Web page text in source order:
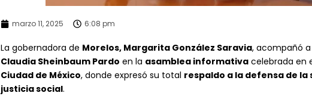
marzo 11, 2025 6:08 pm
La gobernadora de Morelos, Margarita González Saravia, acompañó
Claudia Sheinbaum Pardo en la asamblea informativa celebrada en
Ciudad de México, donde expresó su total respaldo a la defensa de la
justicia social.